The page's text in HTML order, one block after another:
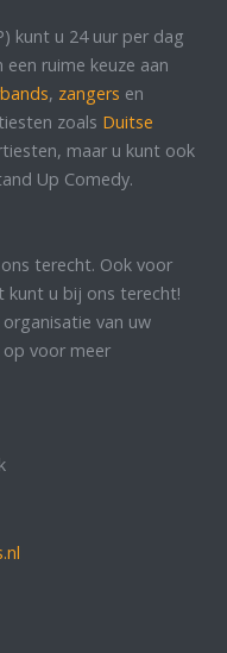
kunt u 24 uur per dag
een ruime keuze aan
, zangers en
zoals Duitse
maar u kunt ook
Up Comedy.
terecht. Ook voor
kunt u bij ons terecht!
van uw
voor meer